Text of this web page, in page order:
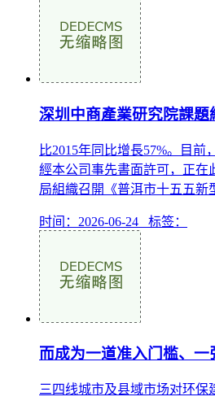
深圳中商產業研究院課題
比2015年同比增長57%。目前
經本公司事先書面許可，正在
局組織召開《普洱市十五五新
时间：2026-06-24 标签：
而成为一道准入门槛、一
三四线城市及县域市场对环保